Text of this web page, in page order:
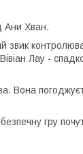
Ани Хван.
Лау -
Вона
гру